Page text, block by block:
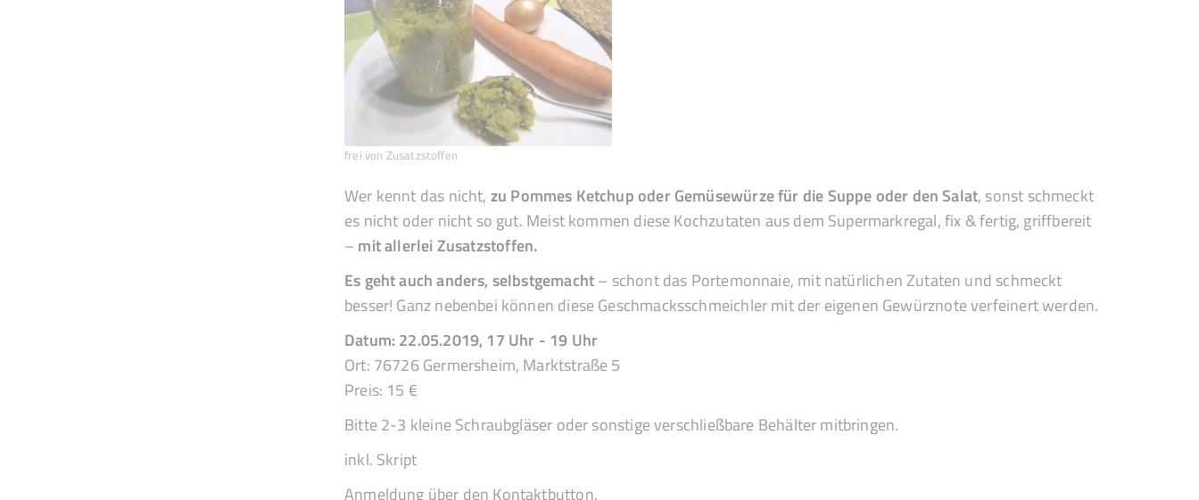
frei von Zusatzstoffen
Wer kennt das nicht, zu Pommes Ketchup oder Gemüsewürze für die Suppe oder den Salat, sonst schmeckt
es nicht oder nicht so gut. Meist kommen diese Kochzutaten aus dem Supermarkregal, fix & fertig, griffbereit
– mit allerlei Zusatzstoffen.
Es geht auch anders, selbstgemacht– schont das Portemonnaie, mit natürlichen Zutaten und schmeckt
besser! Ganz nebenbei können diese Geschmacksschmeichler mit der eigenen Gewürznote verfeinert werden.
Datum: 22.05.2019, 17 Uhr - 19 Uhr
Ort: 76726 Germersheim, Marktstraße 5
Preis: 15 €
Bitte 2-3 kleine Schraubgläser oder sonstige verschließbare Behälter mitbringen.
inkl. Skript
Anmeldung über den Kontaktbutton.